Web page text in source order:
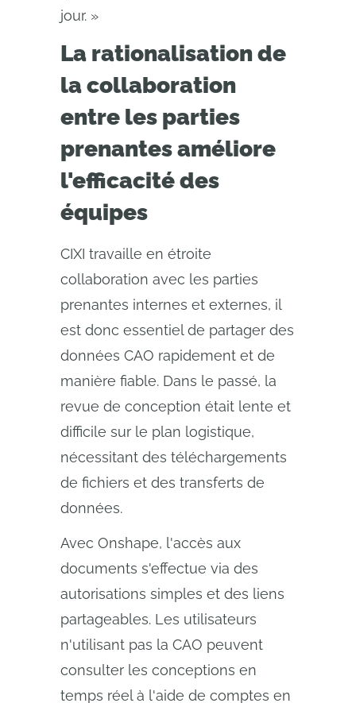
jour. »
La rationalisation de
la collaboration
entre les parties
prenantes améliore
l'efficacité des
équipes
CIXI travaille en étroite
collaboration avec les parties
prenantes internes et externes, il
est donc essentiel de partager des
données CAO rapidement et de
manière fiable. Dans le passé, la
revue de conception était lente et
difficile sur le plan logistique,
nécessitant des téléchargements
de fichiers et des transferts de
données.
Avec Onshape, l'accès aux
documents s'effectue via des
autorisations simples et des liens
partageables. Les utilisateurs
n'utilisant pas la CAO peuvent
consulter les conceptions en
temps réel à l'aide de comptes en